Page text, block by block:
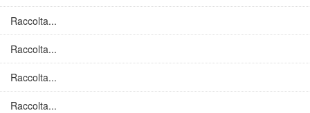
Raccolta...
Raccolta...
Raccolta...
Raccolta...